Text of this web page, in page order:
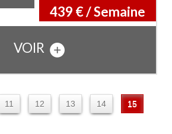
439 € / Semaine
VOIR
11 12 13 14 15